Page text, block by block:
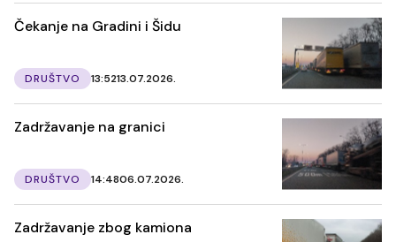
Čekanje na Gradini i Šidu
DRUŠTVO 13:5213.07.2026.
Zadržavanje na granici
DRUŠTVO 14:4806.07.2026.
Zadržavanje zbog kamiona